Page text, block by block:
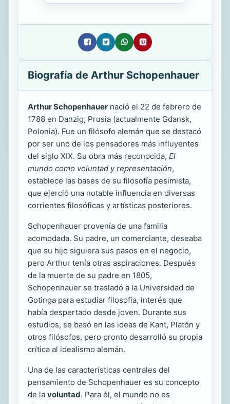
Biografía de Arthur Schopenhauer
Arthur Schopenhauer nació el 22 de febrero de
1788 en Danzig, Prusia (actualmente Gdansk,
Polonia). Fue un filósofo alemán que se destacó
por ser uno de los pensadores más influyentes
del siglo XIX. Su obra más reconocida, El
mundo como voluntad y representación,
establece las bases de su filosofía pesimista,
que ejerció una notable influencia en diversas
corrientes filosóficas y artísticas posteriores.
Schopenhauer provenía de una familia
acomodada. Su padre, un comerciante, deseaba
que su hijo siguiera sus pasos en el negocio,
pero Arthur tenía otras aspiraciones. Después
de la muerte de su padre en 1805,
Schopenhauer se trasladó a la Universidad de
Gotinga para estudiar filosofía, interés que
había despertado desde joven. Durante sus
estudios, se basó en las ideas de Kant, Platón y
otros filósofos, pero pronto desarrolló su propia
crítica al idealismo alemán.
Una de las características centrales del
pensamiento de Schopenhauer es su concepto
de la voluntad. Para él, el mundo no es